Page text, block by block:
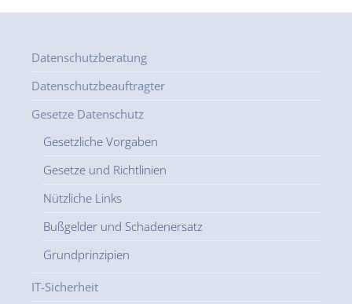
Datenschutzberatung
Datenschutzbeauftragter
Gesetze Datenschutz
Gesetzliche Vorgaben
Gesetze und Richtlinien
Nützliche Links
Bußgelder und Schadenersatz
Grundprinzipien
IT-Sicherheit